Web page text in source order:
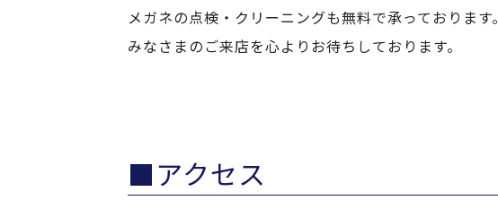
メガネの点検・クリーニングも無料で承っております。
みなさまのご来店を心よりお待ちしております。
■アクセス